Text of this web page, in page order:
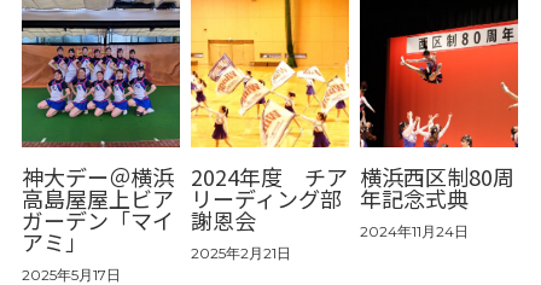
神大デー＠横浜
高島屋屋上ビア
ガーデン「マイ
アミ」
2025年5月17日
2024年度 チア
リーディング部
謝恩会
2025年2月21日
横浜西区制80周
年記念式典
2024年11月24日